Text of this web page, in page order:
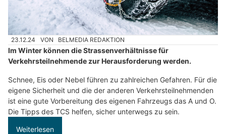
23.12.24 VON BELMEDIA REDAKTION
Im Winter können die Strassenverhältnisse für
Verkehrsteilnehmende zur Herausforderung werden.
Schnee, Eis oder Nebel führen zu zahlreichen Gefahren. Für die
eigene Sicherheit und die der anderen Verkehrsteilnehmenden
ist eine gute Vorbereitung des eigenen Fahrzeugs das A und O.
Die Tipps des TCS helfen, sicher unterwegs zu sein.
Weiterlesen